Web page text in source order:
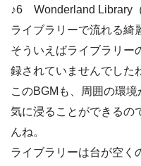
♪6 Wonderland Library
ライブラリーで流れる綺
そういえばライブラリー
録されていませんでした
このBGMも、周囲の環
気に浸ることができるの
んね。
ライブラリーは台が空く